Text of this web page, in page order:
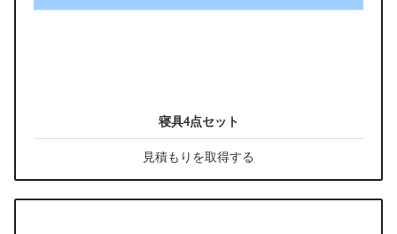
寝具4点セット
見積もりを取得する